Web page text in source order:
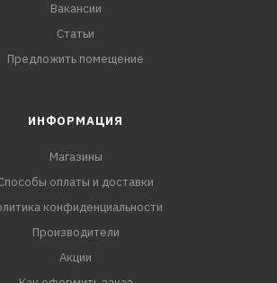
Вакансии
Статьи
Предложить помещение
ИНФОРМАЦИЯ
Магазины
оплаты и доставки
конфиденциальности
Производители
Акции